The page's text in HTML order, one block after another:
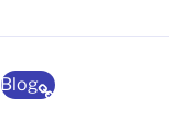
Blog